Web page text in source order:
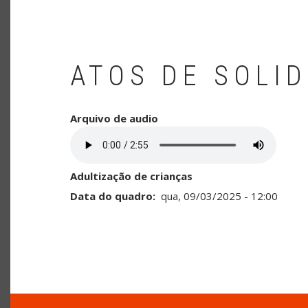
ATOS DE
Arquivo de audio
Adultização de crianças
Data do quadro
qua, 09/03/2025 - 12:00